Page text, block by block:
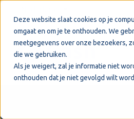
Deze website slaat cookies op je
omgaat en om je te onthouden. We
meetgegevens over onze bezoekers,
die we gebruiken.
Als je weigert, zal je informatie niet
onthouden dat je niet gevolgd wilt